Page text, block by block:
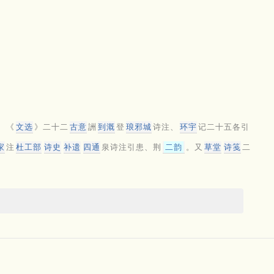
《 文选 》二十二 古意 詶 到溉 登 琅邪城 诗注、 环宇 记二十五各引
注 杜工部 诗史 补遗 四通 泉诗注引患、荆 二韵 。又 草堂 诗笺 二